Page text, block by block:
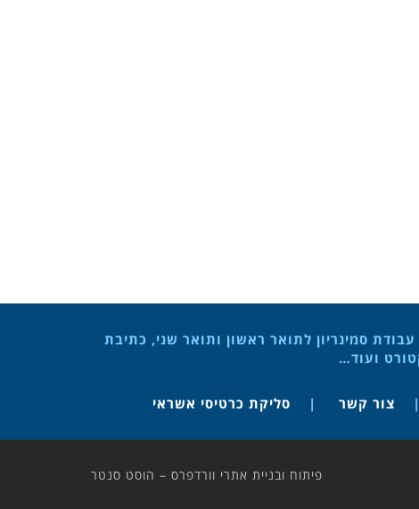
סמינריון לתואר ראשון ותואר שני, כתיבת
ועוד…
צור קשר סליקת כרטיסי אשראי
פיתוח ובניית אתרי וורדפרס – הוסט סנטר